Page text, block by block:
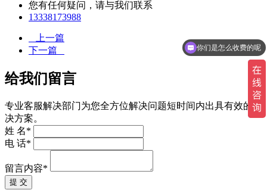
您有任何疑问，请与我们联系
13338173988
上一篇
下一篇
给我们留言
专业客服解决部门为您全方位解决问题短时间内出具有效的解
决方案。
姓 名*
电 话*
留言内容*
提 交
你们是怎么收费的呢